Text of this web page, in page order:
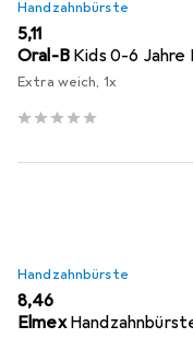
Handzahnbürste
EUR
5,11
Oral-B Kids 0-6 Jahre
Extra weich, 1x
Handzahnbürste
EUR
8,46
Elmex